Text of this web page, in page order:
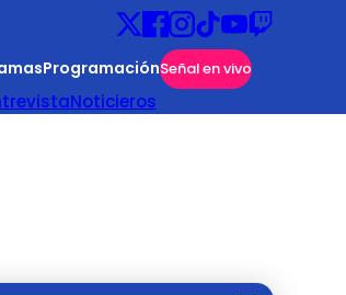
ProgramaciónSeñal en vivo
Noticieros